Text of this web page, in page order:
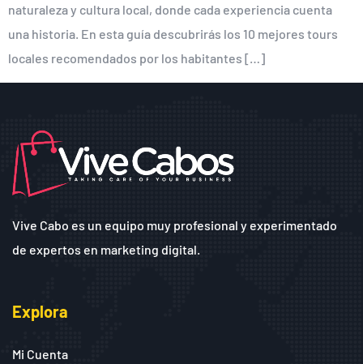
naturaleza y cultura local, donde cada experiencia cuenta
una historia. En esta guía descubrirás los 10 mejores tours
locales recomendados por los habitantes […]
Vive Cabo es un equipo muy profesional y experimentado
de expertos en marketing digital.
Explora
Mi Cuenta